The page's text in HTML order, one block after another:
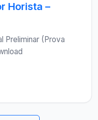
Horista –
Preliminar (Prova